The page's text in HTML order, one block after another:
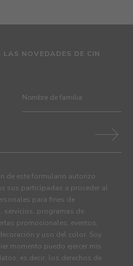
LAS NOVEDADES DE CIN
de este formulario autorizo
sus participadas a proceder al
para fines de
servicios, programas de
promocionales, eventos,
y uso del color. Soy
momento puedo ejercer mis
es decir, los derechos de